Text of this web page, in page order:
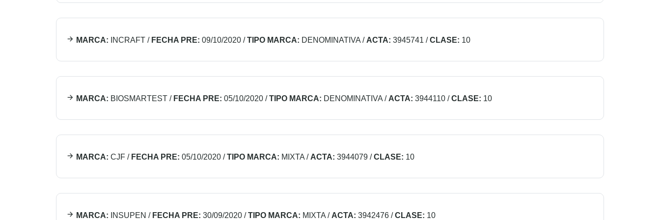
MARCA: INCRAFT / FECHA PRE: 09/10/2020 /TIPO MARCA: DENOMINATIVA / ACTA: 3945741 /CLASE: 10
MARCA: BIOSMARTEST / FECHA PRE: 05/10/2020 /TIPO MARCA: DENOMINATIVA / ACTA: 3944110 /CLASE: 10
MARCA: CJF / FECHA PRE: 05/10/2020 /TIPO MARCA: MIXTA / ACTA: 3944079 /CLASE: 10
MARCA: INSUPEN / FECHA PRE: 30/09/2020 /TIPO MARCA: MIXTA / ACTA: 3942476 /CLASE: 10